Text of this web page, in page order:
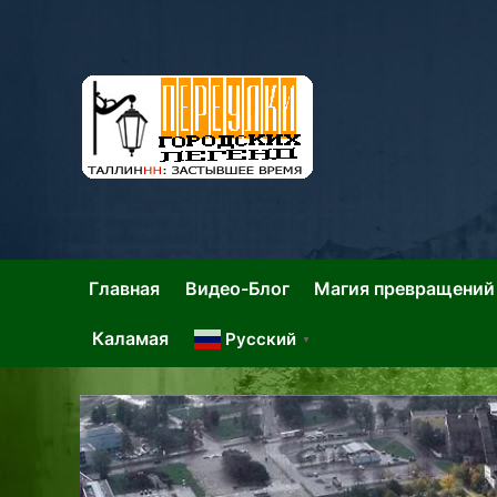
Главная Видео-Блог Магия превращений
Каламая Русский ▼